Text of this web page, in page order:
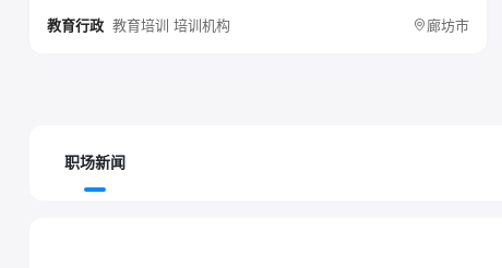
教育行政 教育培训 培训机构 廊坊市
职场新闻